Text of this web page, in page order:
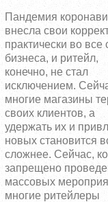
Пандемия
внесла свои
практически во
бизнеса, и ритейл,
конечно, не стал
исключением.
многие магазины
своих клиентов, а
удержать их и
новых становится
сложнее. Сейчас,
запрещено
массовых
многие ритейлеры